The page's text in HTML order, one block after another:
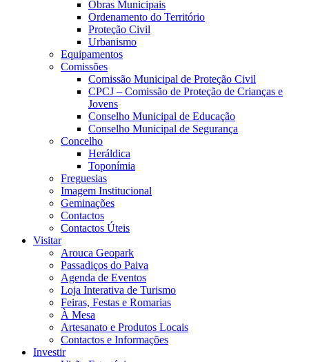
Obras Municipais
Ordenamento do Território
Proteção Civil
Urbanismo
Equipamentos
Comissões
Comissão Municipal de Proteção Civil
CPCJ – Comissão de Proteção de Crianças e
Jovens
Conselho Municipal de Educação
Conselho Municipal de Segurança
Concelho
Heráldica
Toponímia
Freguesias
Imagem Institucional
Geminações
Contactos
Contactos Úteis
Visitar
Arouca Geopark
Passadiços do Paiva
Agenda de Eventos
Loja Interativa de Turismo
Feiras, Festas e Romarias
À Mesa
Artesanato e Produtos Locais
Contactos e Informações
Investir